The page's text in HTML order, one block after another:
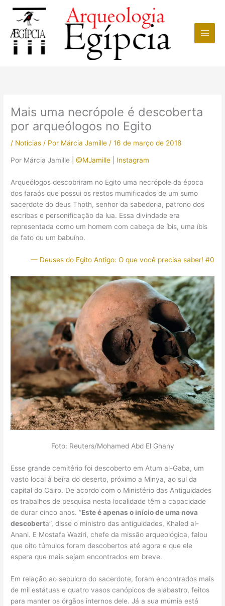
conteúdo
Mais uma necrópole é descoberta
por arqueólogos no Egito
/ Notícias / Por Márcia Jamille /16 de março de 2018
Por Márcia Jamille |@MJamille Instagram
Arqueólogos descobriram no Egito uma necrópole da época
dos faraós que possui os restos mumificados de um sumo
sacerdote do deus Thoth, senhor da sabedoria, patrono dos
escribas e personificação da lua. Essa divindade era
representada como um homem com cabeça de íbis, uma íbis
de fato ou um babuíno.
— Deuses do Egito Antigo: O que você precisa saber! #0
Foto: Reuters/Mohamed Abd El Ghany
Esse grande cemitério foi descoberto em Atum al-Gaba, um
vasto local à beira do deserto, próximo a Minya, ao sul da
capital do Cairo. De acordo com o Ministério das Antiguidades
os trabalhos de pesquisa nesta localidade têm a capacidade
de durar cinco anos. “Este é apenas o início de uma nova
descoberta”, disse o ministro das antiguidades, Khaled al-
Anani. E Mostafa Waziri, chefe da missão arqueológica, falou
que oito túmulos foram descobertos até agora e que ele
espera que mais sejam encontrados em breve.
Em relação ao sepulcro do sacerdote, foram encontrados mais
de mil estátuas e quatro vasos canópicos de alabastro, feitos
para manter os órgãos internos dele. Já a sua múmia está